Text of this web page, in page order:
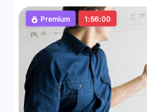
Premium 1:56:00